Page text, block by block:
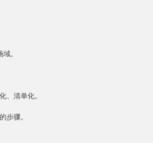
。
、清单化。
步骤。